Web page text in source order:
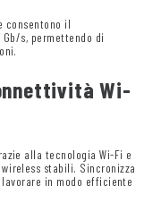
consentono il
s, permettendo di
Wi-
alla tecnologia Wi-Fi e
stabili. Sincronizza
in modo efficiente